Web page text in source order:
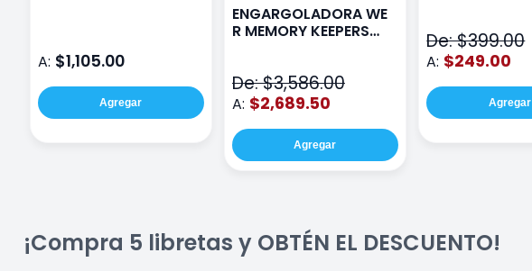
A: $1,105.00
Agregar
ENGARGOLADORA WE
R MEMORY KEEPERS
De: $3,586.00
A: $2,689.50
Agregar
De: $399.00
A: $249.00
Agregar
¡Compra 5 libretas y OBTÉN EL DESCUENTO!